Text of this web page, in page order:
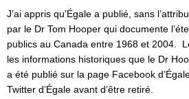
J’ai appris qu’Égale a publié, sans
par le Dr Tom Hooper qui documente
publics au Canada entre 1968 et 2004.
les informations historiques que le Dr
a été publié sur la page Facebook
Twitter d’Égale avant d’être retiré.